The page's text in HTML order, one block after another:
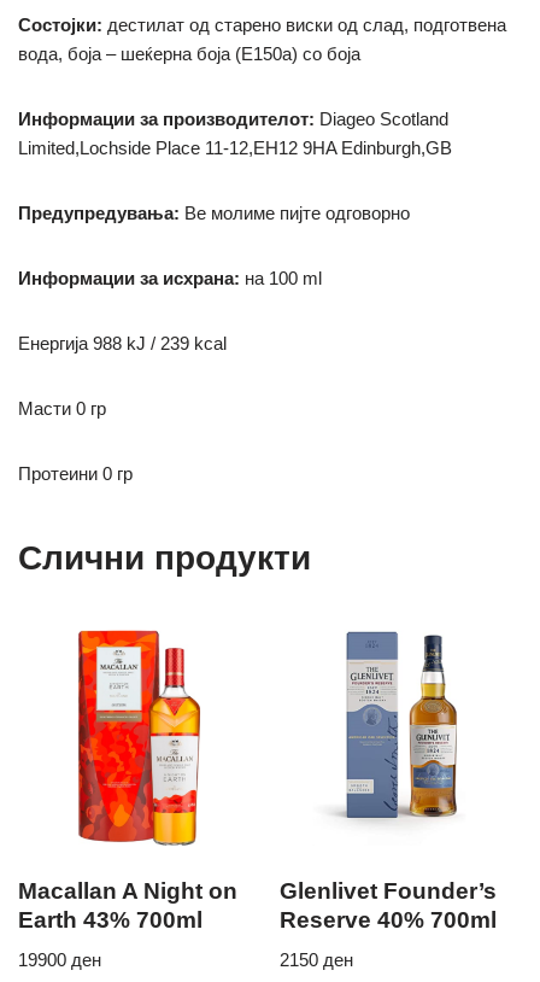
Состојки: дестилат од старено виски од слад, подготвена
вода, боја – шеќерна боја (Е150а) со боја
Информации за производителот: Diageo Scotland
Limited,Lochside Place 11-12,EH12 9HA Edinburgh,GB
Предупредувања: Ве молиме пијте одговорно
Информации за исхрана: на 100 ml
Енергија 988 kJ / 239 kcal
Масти 0 гр
Протеини 0 гр
Слични продукти
Macallan A Night on
Earth 43% 700ml
19900 ден
Glenlivet Founder’s
Reserve 40% 700ml
2150 ден